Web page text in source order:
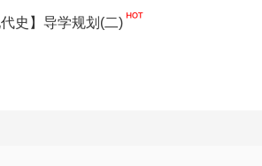
史】导学规划(二)